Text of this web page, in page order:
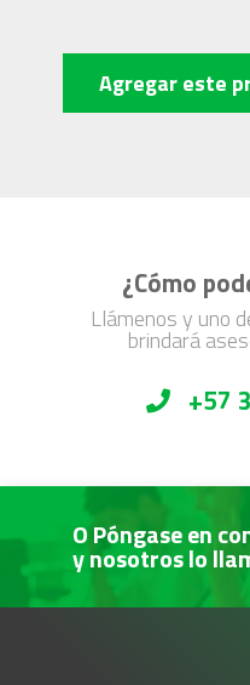
Agregar este
¿Cómo
Llámenos y uno
brindará
+57
O Póngase en
y nosotros lo